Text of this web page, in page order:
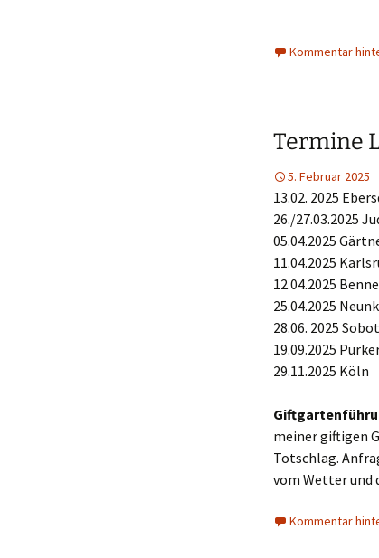
Kommentar
Termine
5. Februar 2025
13.02. 2025
26./27.03.2025
05.04.2025
11.04.2025
12.04.2025
25.04.2025
28.06. 2025
19.09.2025
29.11.2025 Köln
meiner giftigen
Totschlag.
vom Wetter und
Kommentar